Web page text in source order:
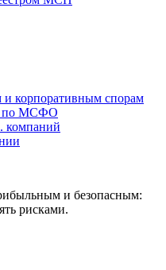
и корпоративным спорам
по МСФО
компаний
и безопасным:
рисками.